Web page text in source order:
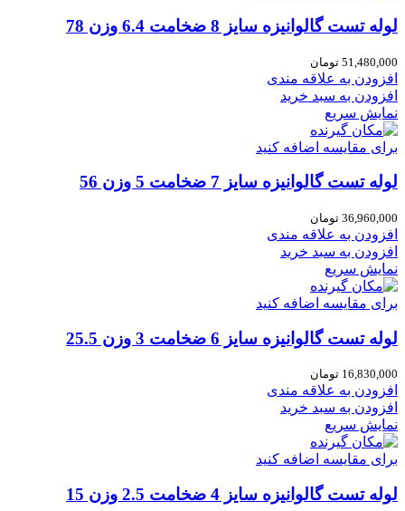
لوله تست گالوانیزه سایز 8 ضخامت 6.4 وزن 78
51,480,000 تومان
افزودن به علاقه مندی
افزودن به سبد خرید
نمایش سریع
برای مقایسه اضافه کنید
لوله تست گالوانیزه سایز 7 ضخامت 5 وزن 56
36,960,000 تومان
افزودن به علاقه مندی
افزودن به سبد خرید
نمایش سریع
برای مقایسه اضافه کنید
لوله تست گالوانیزه سایز 6 ضخامت 3 وزن 25.5
16,830,000 تومان
افزودن به علاقه مندی
افزودن به سبد خرید
نمایش سریع
برای مقایسه اضافه کنید
لوله تست گالوانیزه سایز 4 ضخامت 2.5 وزن 15